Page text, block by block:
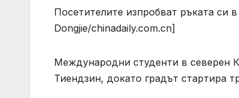
Посетителите изпробват ръката си
Dongjie/chinadaily.com.cn]
Международни студенти в северен
Тиендзин, докато градът стартира